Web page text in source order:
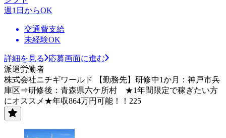
週1日からOK
交通費支給
未経験OK
詳細を見る
応募画面に進む
派遣労働者
株式会社ニチギワールド 【勤務先】研修中1か月：神戸市兵
庫区⇒研修後：青森県六ケ所村 ★1年間限定で稼ぎたい方
にオススメ★年収864万円可能！！225